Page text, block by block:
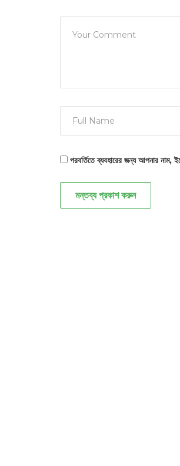
পরবর্তিতে ব্যবহারের জন্য আপনার নাম,
মন্তব্য প্রকাশ করুন